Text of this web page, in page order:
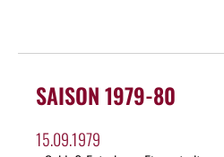
SAISON 1979-80
15.09.1979